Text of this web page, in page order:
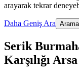
arayarak tekrar
Daha Geniş Ara
Serik
Karşılığı